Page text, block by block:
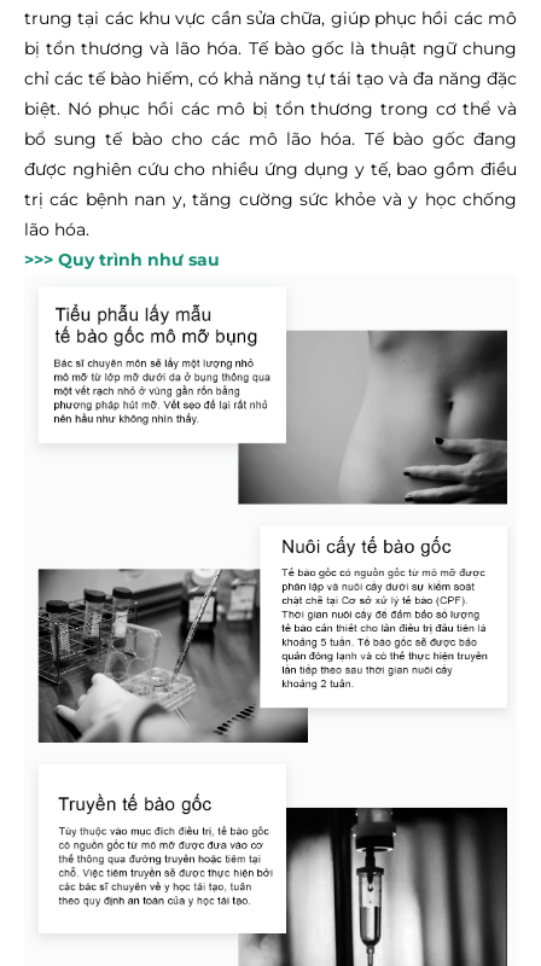
trung tại các khu vực cần sửa chữa, giúp phục hồi các mô
bị tổn thương và lão hóa. Tế bào gốc là thuật ngữ chung
chỉ các tế bào hiếm, có khả năng tự tái tạo và đa năng đặc
biệt. Nó phục hồi các mô bị tổn thương trong cơ thể và
bổ sung tế bào cho các mô lão hóa. Tế bào gốc đang
được nghiên cứu cho nhiều ứng dụng y tế, bao gồm điều
trị các bệnh nan y, tăng cường sức khỏe và y học chống
lão hóa.
>>> Quy trình như sau